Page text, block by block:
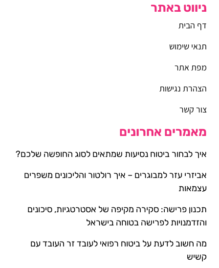
ניווט באתר
דף הבית
תנאי שימוש
מפת אתר
הצהרת נגישות
צור קשר
מאמרים אחרונים
איך לבחור ביטוח נסיעות שמתאים לסוג החופשה שלכם?
אביזרי עזר למבוגרים – איך רולטור והליכונים משפרים
עצמאות
תכנון פרישה: סקירה מקיפה של אסטרטגיות, סיכונים
והזדמנויות לפרישה בטוחה בישראל
מה חשוב לדעת על ביטוח רפואי לעובד זר העובד עם
קשיש